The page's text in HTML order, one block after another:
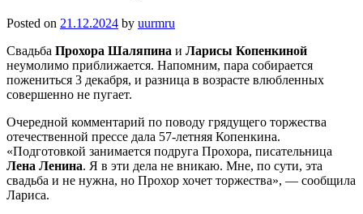
Posted on 21.12.2024 by uurmru
Свадьба Прохора Шаляпина и Ларисы Копенкиной
неумолимо приближается. Напомним, пара собирается
пожениться 3 декабря, и разница в возрасте влюбленных
совершенно не пугает.
Очередной комментарий по поводу грядущего торжества
отечественной прессе дала 57-летняя Копенкина.
«Подготовкой занимается подруга Прохора, писательница
Лена Ленина. Я в эти дела не вникаю. Мне, по сути, эта
свадьба и не нужна, но Прохор хочет торжества», — сообщила
Лариса.